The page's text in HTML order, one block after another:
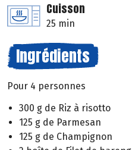
Cuisson
25 min
Ingrédients
Pour 4 personnes
300 g de Riz à risotto
125 g de Parmesan
125 g de Champignon